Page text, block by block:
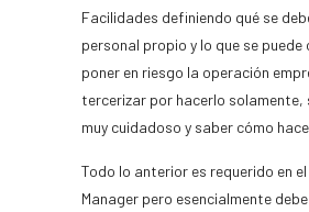
Facilidades definiendo qué se
personal propio y lo que se
poner en riesgo la operación
tercerizar por hacerlo solamente,
muy cuidadoso y saber cómo
Todo lo anterior es requerido en
Manager pero esencialmente